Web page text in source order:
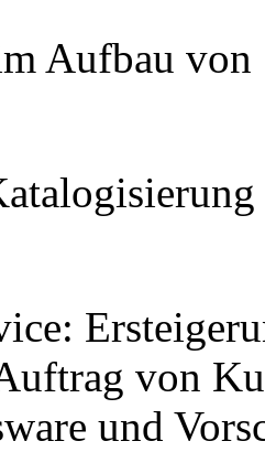
Aufbau von
von
und